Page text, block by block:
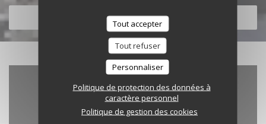
Tout accepter
Tout refuser
Personnaliser
Politique de protection des données à
caractère personnel
Politique de gestion des cookies
DÉCOUVRIR NOTRE CARTE